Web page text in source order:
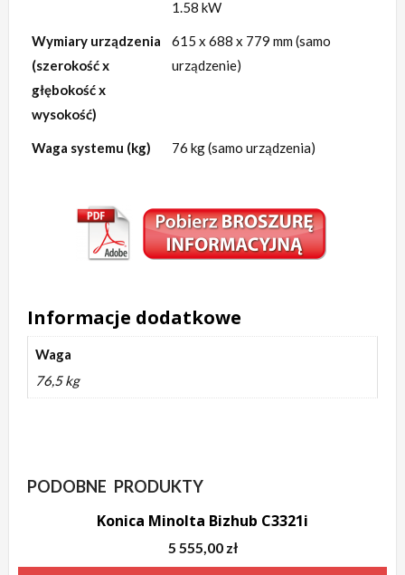
1.58 kW
Wymiary urządzenia
(szerokość x
głębokość x
wysokość)
615 x 688 x 779 mm (samo
urządzenie)
Waga systemu (kg) 76 kg (samo urządzenia)
Informacje dodatkowe
Waga
76,5 kg
PODOBNE PRODUKTY
Konica Minolta Bizhub C3321i
5 555,00 zł